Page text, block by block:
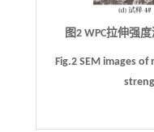
图2 WPC拉伸强
Fig.2 SEM images